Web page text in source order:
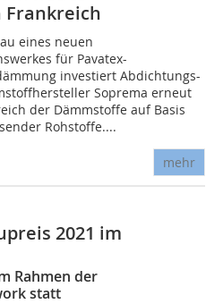
eines neuen
für Pavatex-
investiert Abdichtungs-
Soprema erneut
der Dämmstoffe auf Basis
Rohstoffe....
mehr
2021 im
Rahmen der
statt